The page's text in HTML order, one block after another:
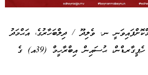
ނ. ވެލިދޫ / ދިލްބަހާރުގެ، އަޙްމަދު
އިބްރާހީމް (44އ) އަދި ހެޕީގާރޑްން، ޙުސައިން އިބްރާހީމް (39އ) ގެ